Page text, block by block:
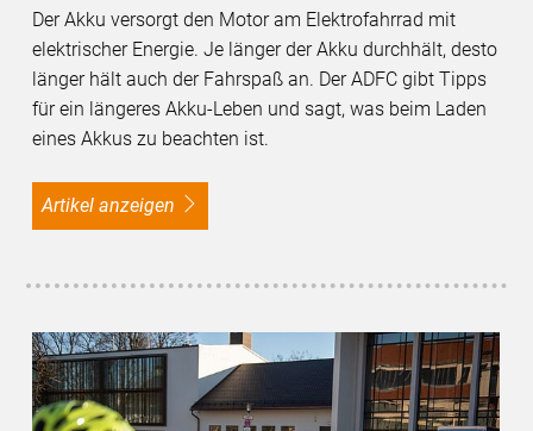
Der Akku versorgt den Motor am Elektrofahrrad mit
elektrischer Energie. Je länger der Akku durchhält, desto
länger hält auch der Fahrspaß an. Der ADFC gibt Tipps
für ein längeres Akku-Leben und sagt, was beim Laden
eines Akkus zu beachten ist.
Artikel anzeigen